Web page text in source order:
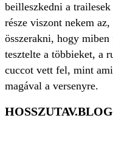
beilleszkedni a
része viszont nekem
összerakni, hogy
tesztelte a többieket, a
cuccot vett fel, mint
magával a versenyre.